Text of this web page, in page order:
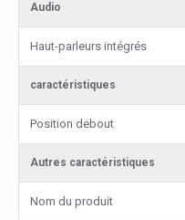
Audio
Haut-parleurs intégrés
caractéristiques
Position debout
Autres caractéristiques
Nom du produit